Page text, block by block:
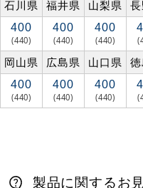
石川県 福井県 山梨県
400
(440)
400
(440)
400
(440)
岡山県 広島県 山口県
400
(440)
400
(440)
400
(440)
製品に関するお